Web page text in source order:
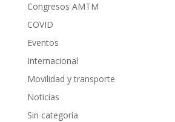
Congresos AMTM
COVID
Eventos
Internacional
Movilidad y transporte
Noticias
Sin categoría